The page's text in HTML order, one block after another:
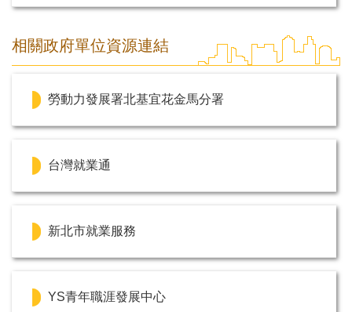
相關政府單位資源連結
勞動力發展署北基宜花金馬分署
台灣就業通
新北市就業服務
YS青年職涯發展中心